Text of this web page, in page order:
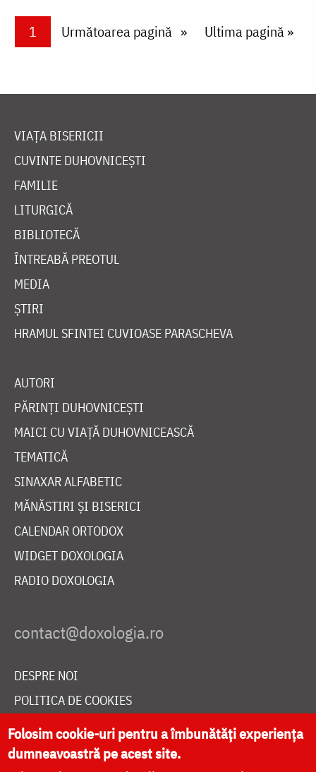
PaginareCurrent page
1 Next page
Următoarea pagină Last page
Ultima pagină »
VIAȚA BISERICII
CUVINTE DUHOVNICEȘTI
FAMILIE
LITURGICĂ
BIBLIOTECĂ
ÎNTREABĂ PREOTUL
MEDIA
ȘTIRI
HRAMUL SFINTEI CUVIOASE PARASCHEVA
AUTORI
PĂRINȚI DUHOVNICEȘTI
MAICI CU VIAȚĂ DUHOVNICEASCĂ
TEMATICĂ
SINAXAR ALFABETIC
MĂNĂSTIRI ȘI BISERICI
CALENDAR ORTODOX
WIDGET DOXOLOGIA
RADIO DOXOLOGIA
DESPRE NOI
POLITICA DE COOKIES
DONEAZĂ ONLINE PENTRU CATEDRALA NAȚIONALĂ
Folosim cookie-uri pentru a îmbunătăți experiența
dumneavoastră pe acest site.